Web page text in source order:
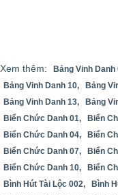
Xem thêm: Bảng Vinh Danh
Bảng Vinh Danh 10,
Bảng
Bảng Vinh Danh 13,
Bảng
Biển Chức Danh 01,
Biển
Biển Chức Danh 04,
Biển
Biển Chức Danh 07,
Biển
Biển Chức Danh 10,
Biển
Bình Hút Tài Lộc 002,
Bình